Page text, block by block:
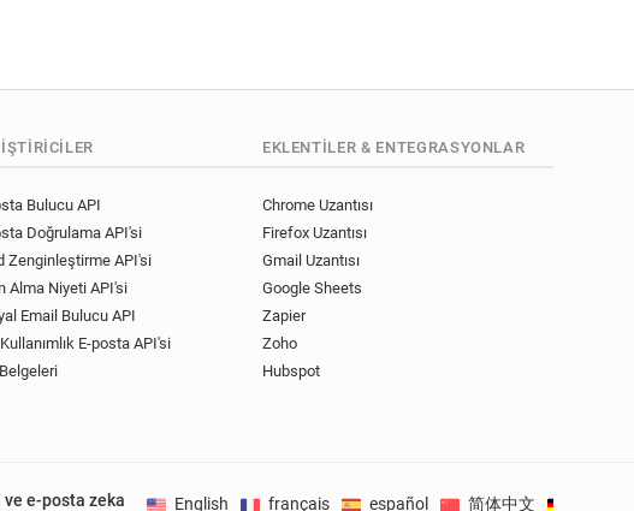
Bulucu API
Doğrulama API'si
Zenginleştirme API'si
Alma Niyeti API'si
Email Bulucu API
E-posta API'si
EKLENTILER & ENTEGRASYONLAR
Chrome Uzantısı
Firefox Uzantısı
Gmail Uzantısı
Google Sheets
Zapier
Zoho
Hubspot
e-posta zeka
English français español 简体中文